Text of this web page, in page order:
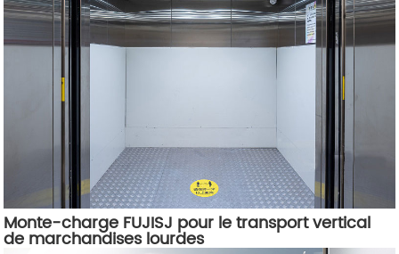
Monte-charge FUJISJ pour le transport vertical
de marchandises lourdes